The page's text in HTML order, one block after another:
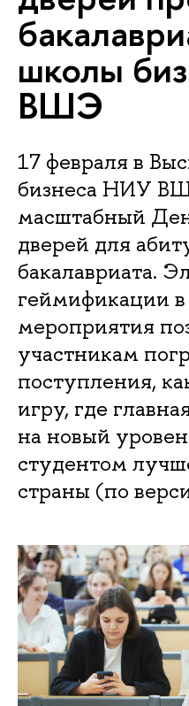
школы
ВШЭ
17 февраля в
бизнеса НИУ
масштабный
дверей для
бакалавриата.
геймификации
мероприятия
участникам
поступления,
игру, где
на новый
студентом
страны (по